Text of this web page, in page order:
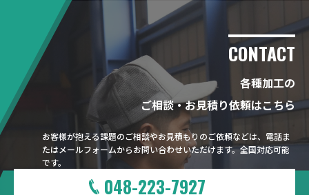
CONTACT
各種加工の
ご相談・お見積り依頼はこちら
お客様が抱える課題のご相談やお見積もりのご依頼などは、電話ま
たはメールフォームからお問い合わせいただけます。全国対応可能
です。
048-223-7927